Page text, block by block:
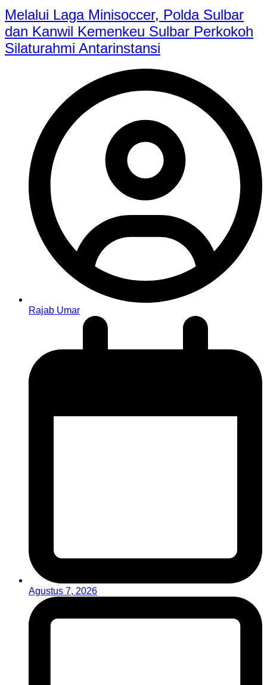
Melalui Laga Minisoccer, Polda Sulbar
dan Kanwil Kemenkeu Sulbar Perkokoh
Silaturahmi Antarinstansi
Rajab Umar
Agustus 7, 2026